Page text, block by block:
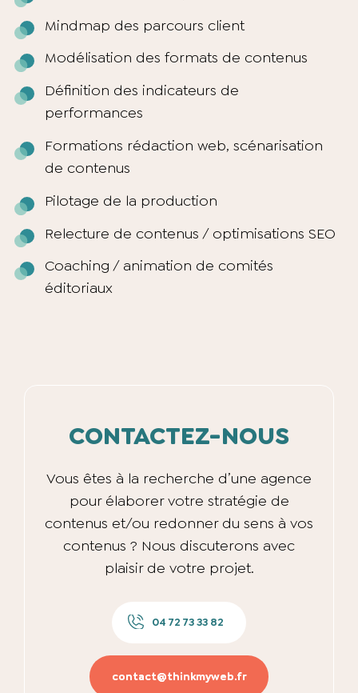
Mindmap des parcours client
Modélisation des formats de contenus
Définition des indicateurs de
performances
Formations rédaction web, scénarisation
de contenus
Pilotage de la production
Relecture de contenus / optimisations SEO
Coaching / animation de comités
éditoriaux
CONTACTEZ-NOUS
Vous êtes à la recherche d’une agence
pour élaborer votre stratégie de
contenus et/ou redonner du sens à vos
contenus ? Nous discuterons avec
plaisir de votre projet.
04 72 73 33 82
contact@thinkmyweb.fr